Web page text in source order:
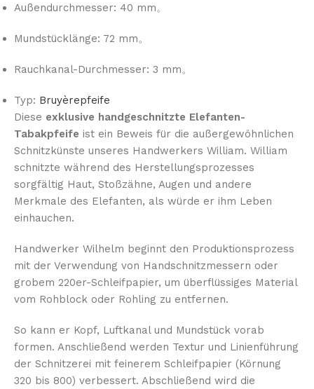
Außendurchmesser: 40 mm。
Mundstücklänge: 72 mm。
Rauchkanal-Durchmesser: 3 mm。
Typ: Bruyèrepfeife
Diese exklusive handgeschnitzte Elefanten-
Tabakpfeife ist ein Beweis für die außergewöhnlichen
Schnitzkünste unseres Handwerkers William. William
schnitzte während des Herstellungsprozesses
sorgfältig Haut, Stoßzähne, Augen und andere
Merkmale des Elefanten, als würde er ihm Leben
einhauchen.
Handwerker Wilhelm beginnt den Produktionsprozess
mit der Verwendung von Handschnitzmessern oder
grobem 220er-Schleifpapier, um überflüssiges Material
vom Rohblock oder Rohling zu entfernen.
So kann er Kopf, Luftkanal und Mundstück vorab
formen. Anschließend werden Textur und Linienführung
der Schnitzerei mit feinerem Schleifpapier (Körnung
320 bis 800) verbessert. Abschließend wird die